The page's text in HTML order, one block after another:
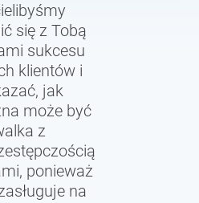
się z Tobą
sukcesu
klientów i
jak
może być
z
ponieważ
na